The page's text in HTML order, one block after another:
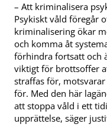
– Att kriminalisera
Psykiskt våld föregår
kriminalisering ökar
och komma åt
förhindra fortsatt och
viktigt för brottsoffer
straffas för,
för. Med den här
att stoppa våld i ett
upprättelse, säger